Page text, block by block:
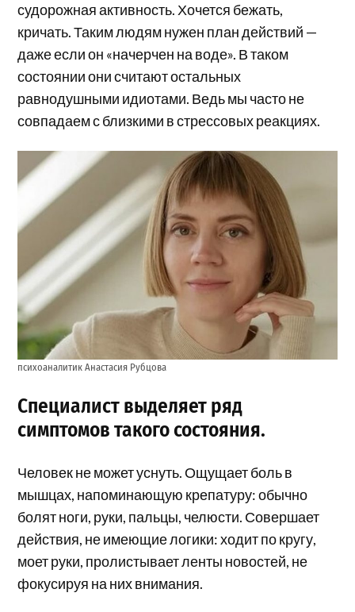
судорожная активность. Хочется бежать,
кричать. Таким людям нужен план действий —
даже если он «начерчен на воде». В таком
состоянии они считают остальных
равнодушными идиотами. Ведь мы часто не
совпадаем с близкими в стрессовых реакциях.
психоаналитик Анастасия Рубцова
Специалист выделяет ряд
симптомов такого состояния.
Человек не может уснуть. Ощущает боль в
мышцах, напоминающую крепатуру: обычно
болят ноги, руки, пальцы, челюсти. Совершает
действия, не имеющие логики: ходит по кругу,
моет руки, пролистывает ленты новостей, не
фокусируя на них внимания.